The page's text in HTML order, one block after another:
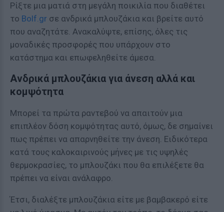
Ρίξτε μια ματιά στη μεγάλη ποικιλία που διαθέτει
το Bolf.gr σε ανδρικά μπλουζάκια και βρείτε αυτό
που αναζητάτε. Ανακαλύψτε, επίσης, όλες τις
μοναδικές προσφορές που υπάρχουν στο
κατάστημα και επωφεληθείτε άμεσα.
Ανδρικά μπλουζάκια για άνεση αλλά και
κομψότητα
Μπορεί τα πρώτα ραντεβού να απαιτούν μια
επιπλέον δόση κομψότητας αυτό, όμως, δε σημαίνει
πως πρέπει να απαρνηθείτε την άνεση. Ειδικότερα
κατά τους καλοκαιρινούς μήνες με τις υψηλές
θερμοκρασίες, το μπλουζάκι που θα επιλέξετε θα
πρέπει να είναι ανάλαφρο.
Έτσι, διαλέξτε μπλουζάκια είτε με βαμβακερό είτε